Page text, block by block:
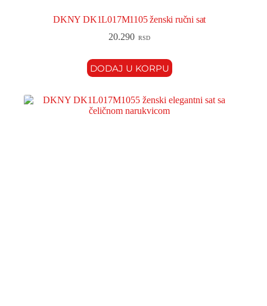
DKNY DK1L017M1105 ženski ručni sat
20.290 RSD
DODAJ U KORPU